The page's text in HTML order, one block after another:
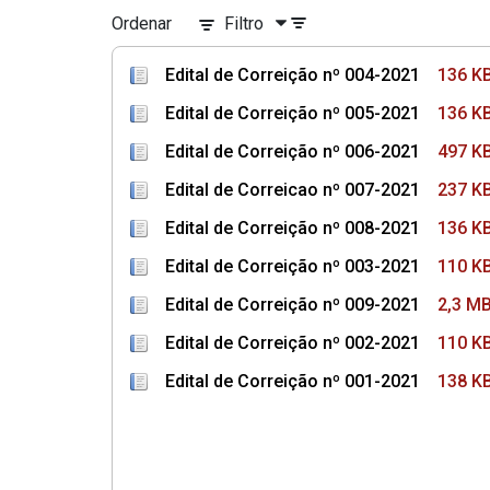
Ordenar Filtro
Edital de Correição nº 004-2021
136
Edital de Correição nº 005-2021
136
Edital de Correição nº 006-2021
497
Edital de Correicao nº 007-2021
237
Edital de Correição nº 008-2021
136
Edital de Correição nº 003-2021
110
Edital de Correição nº 009-2021
2,3 MB
Edital de Correição nº 002-2021
110
Edital de Correição nº 001-2021
138